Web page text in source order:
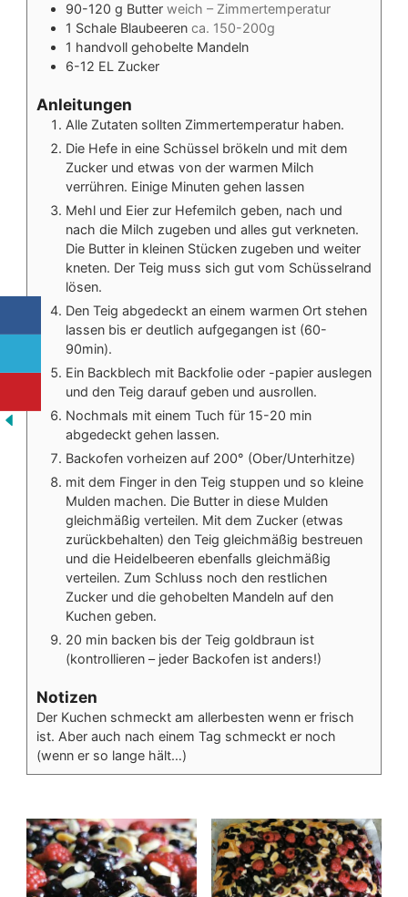
90-120 g Butter weich – Zimmertemperatur
1 Schale Blaubeeren ca. 150-200g
1 handvoll gehobelte Mandeln
6-12 EL Zucker
Anleitungen
Alle Zutaten sollten Zimmertemperatur haben.
Die Hefe in eine Schüssel brökeln und mit dem
Zucker und etwas von der warmen Milch
verrühren. Einige Minuten gehen lassen
Mehl und Eier zur Hefemilch geben, nach und
nach die Milch zugeben und alles gut verkneten.
Die Butter in kleinen Stücken zugeben und weiter
kneten. Der Teig muss sich gut vom Schüsselrand
lösen.
Den Teig abgedeckt an einem warmen Ort stehen
lassen bis er deutlich aufgegangen ist (60-
90min).
Ein Backblech mit Backfolie oder -papier auslegen
und den Teig darauf geben und ausrollen.
Nochmals mit einem Tuch für 15-20 min
abgedeckt gehen lassen.
Backofen vorheizen auf 200° (Ober/Unterhitze)
mit dem Finger in den Teig stuppen und so kleine
Mulden machen. Die Butter in diese Mulden
gleichmäßig verteilen. Mit dem Zucker (etwas
zurückbehalten) den Teig gleichmäßig bestreuen
und die Heidelbeeren ebenfalls gleichmäßig
verteilen. Zum Schluss noch den restlichen
Zucker und die gehobelten Mandeln auf den
Kuchen geben.
20 min backen bis der Teig goldbraun ist
(kontrollieren – jeder Backofen ist anders!)
Notizen
Der Kuchen schmeckt am allerbesten wenn er frisch
ist. Aber auch nach einem Tag schmeckt er noch
(wenn er so lange hält…)